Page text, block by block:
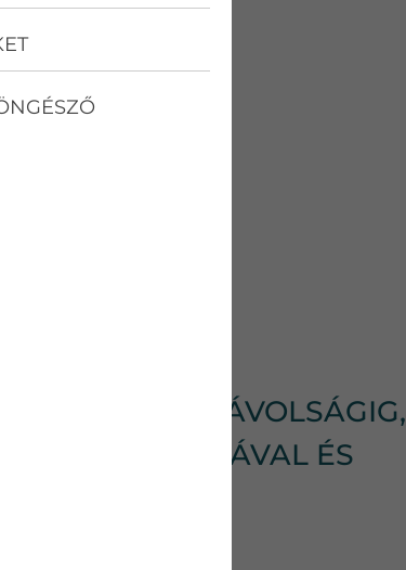
SZERELÉSI TÁVOLSÁGIG,
SZÁMLÁVAL ÉS